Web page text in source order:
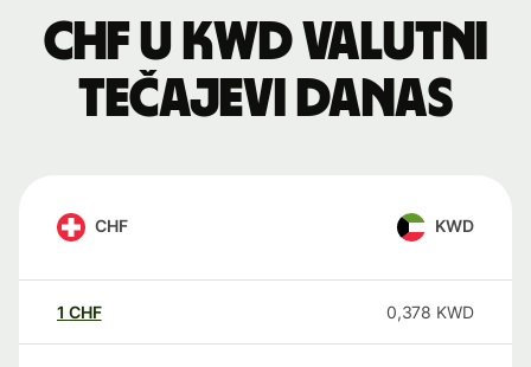
CHF u KWD valutni
tečajevi danas
CHF KWD
1 CHF 0,378 KWD